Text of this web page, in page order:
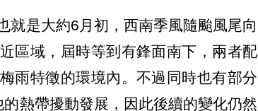
就是大約6月初，西南季風隨颱風尾向
區域，屆時等到有鋒面南下，兩者配
雨特徵的環境內。不過同時也有部分
熱帶擾動發展，因此後續的變化仍然